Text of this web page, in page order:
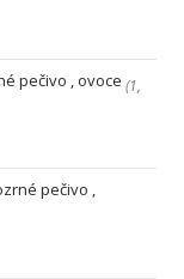
pečivo , ovoce (1,
pečivo ,